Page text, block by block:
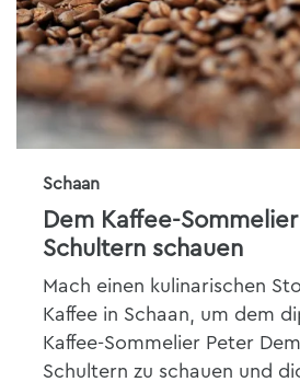
Schaan
Dem Kaffee-
Schultern schauen
Mach einen kulinarischen
Kaffee in Schaan, um dem
Kaffee-Sommelier Peter
Schultern zu schauen und